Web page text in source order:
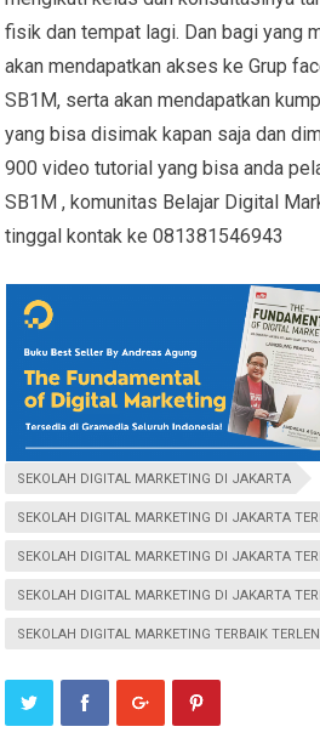
fisik dan tempat lagi. Dan bagi yang
akan mendapatkan akses ke Grup
SB1M, serta akan mendapatkan
yang bisa disimak kapan saja dan
900 video tutorial yang bisa anda
SB1M , komunitas Belajar Digital
tinggal kontak ke 081381546943
SEKOLAH DIGITAL MARKETING DI JAKARTA
SEKOLAH DIGITAL MARKETING DI JAKARTA
SEKOLAH DIGITAL MARKETING DI JAKARTA
SEKOLAH DIGITAL MARKETING DI JAKARTA
SEKOLAH DIGITAL MARKETING TERBAIK